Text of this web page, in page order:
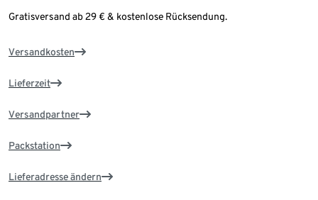
Gratisversand ab 29 € & kostenlose Rücksendung.
Versandkosten
Lieferzeit
Versandpartner
Packstation
Lieferadresse ändern